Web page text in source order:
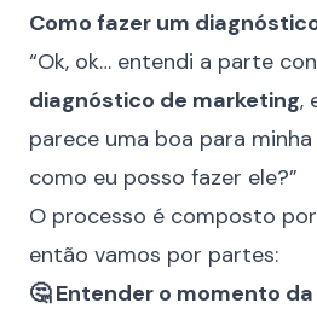
Como fazer um
“Ok, ok… entendi a parte
diagnóstico de marketing,
parece uma boa para
como eu posso fazer ele?”
O processo é composto
então vamos por partes:
🤔 Entender o momento